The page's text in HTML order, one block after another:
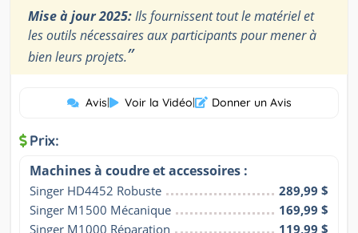
Mise à jour 2025:Ils fournissent tout le matériel et
les outils nécessaires aux participants pour mener à
bien leurs projets.”
Avis| Voir la Vidéo| Donner un Avis
Prix:
Machines à coudre et accessoires :
Singer HD4452 Robuste
289,99 $
Singer M1500 Mécanique
169,99 $
Singer M1000 Réparation
119,99 $